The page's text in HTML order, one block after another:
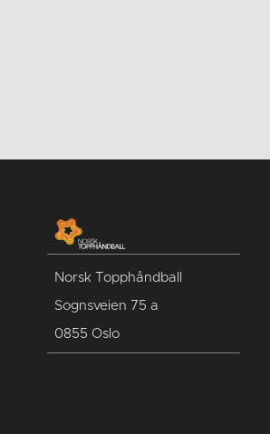
Norsk Topphåndball
Sognsveien 75 a
0855 Oslo